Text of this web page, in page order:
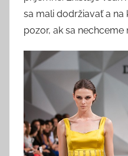
sa mali dodržiavať a
pozor, ak sa nechceme